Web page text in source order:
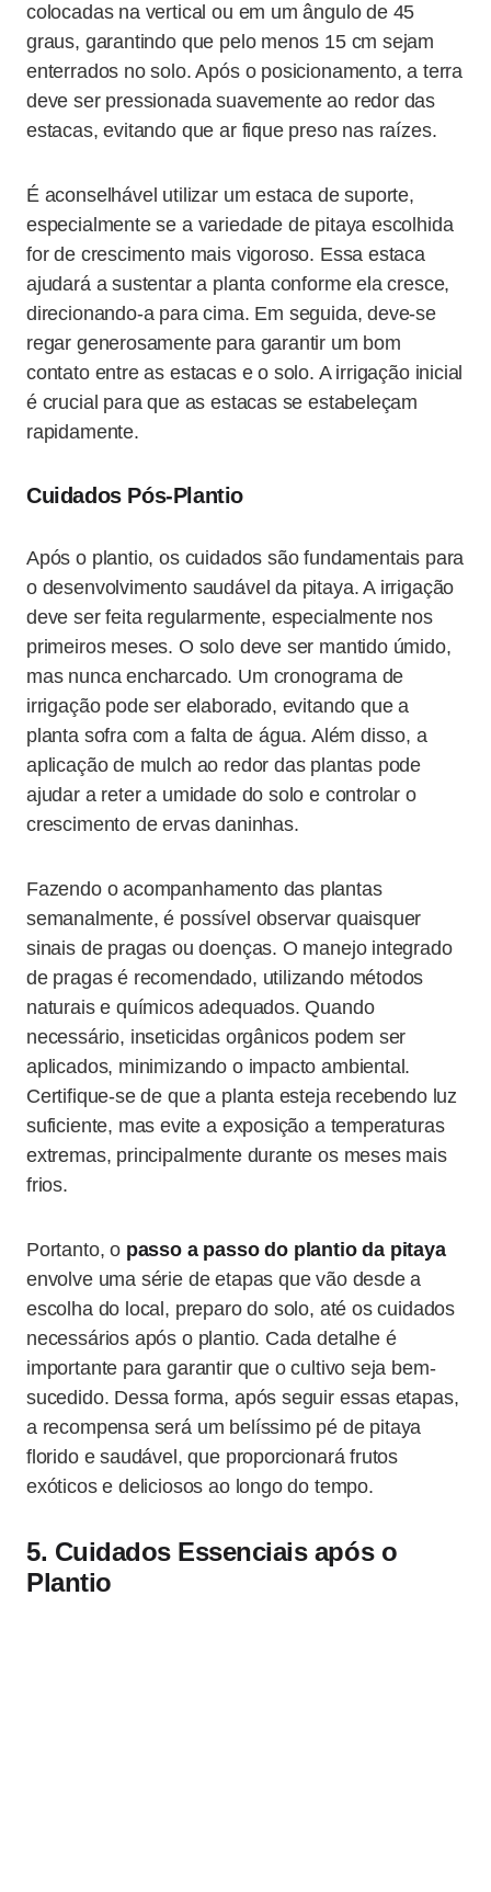
colocadas na vertical ou em um ângulo de 45
graus, garantindo que pelo menos 15 cm sejam
enterrados no solo. Após o posicionamento, a terra
deve ser pressionada suavemente ao redor das
estacas, evitando que ar fique preso nas raízes.
É aconselhável utilizar um estaca de suporte,
especialmente se a variedade de pitaya escolhida
for de crescimento mais vigoroso. Essa estaca
ajudará a sustentar a planta conforme ela cresce,
direcionando-a para cima. Em seguida, deve-se
regar generosamente para garantir um bom
contato entre as estacas e o solo. A irrigação inicial
é crucial para que as estacas se estabeleçam
rapidamente.
Cuidados Pós-Plantio
Após o plantio, os cuidados são fundamentais para
o desenvolvimento saudável da pitaya. A irrigação
deve ser feita regularmente, especialmente nos
primeiros meses. O solo deve ser mantido úmido,
mas nunca encharcado. Um cronograma de
irrigação pode ser elaborado, evitando que a
planta sofra com a falta de água. Além disso, a
aplicação de mulch ao redor das plantas pode
ajudar a reter a umidade do solo e controlar o
crescimento de ervas daninhas.
Fazendo o acompanhamento das plantas
semanalmente, é possível observar quaisquer
sinais de pragas ou doenças. O manejo integrado
de pragas é recomendado, utilizando métodos
naturais e químicos adequados. Quando
necessário, inseticidas orgânicos podem ser
aplicados, minimizando o impacto ambiental.
Certifique-se de que a planta esteja recebendo luz
suficiente, mas evite a exposição a temperaturas
extremas, principalmente durante os meses mais
frios.
Portanto, o passo a passo do plantio da pitaya
envolve uma série de etapas que vão desde a
escolha do local, preparo do solo, até os cuidados
necessários após o plantio. Cada detalhe é
importante para garantir que o cultivo seja bem-
sucedido. Dessa forma, após seguir essas etapas,
a recompensa será um belíssimo pé de pitaya
florido e saudável, que proporcionará frutos
exóticos e deliciosos ao longo do tempo.
5. Cuidados Essenciais após o
Plantio